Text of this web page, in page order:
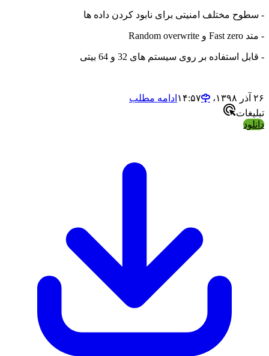
- سطوح مختلف امنیتی برای نابود کردن داده ها
- متد Fast zero و Random overwrite
- قابل استفاده بر روی سیستم های 32 و 64 بیتی
۲۶ آذر ۱۳۹۸،‏ ۱۴:۵۷
ادامه مطلب
تبلیغات
دانلود